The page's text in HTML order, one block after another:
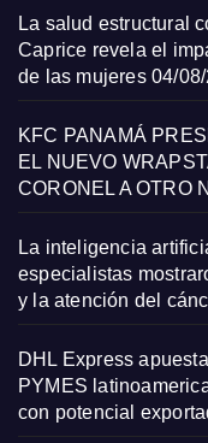
La salud estructural
Caprice revela el
de las mujeres 04/
KFC PANAMÁ
EL NUEVO
CORONEL A OTRO
La inteligencia
especialistas
y la atención del
DHL Express
PYMES
con potencial